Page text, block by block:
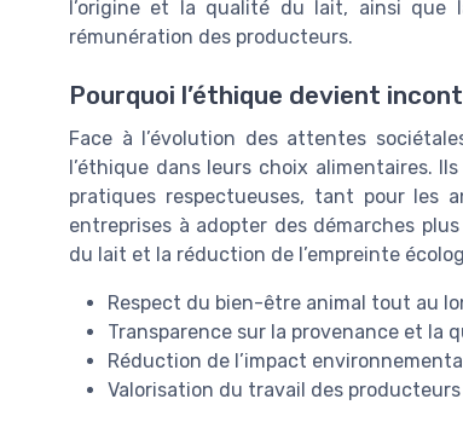
l’origine et la qualité du lait, ainsi que
rémunération des producteurs.
Pourquoi l’éthique devient
Face à l’évolution des attentes
l’éthique dans leurs choix alimentaires.
pratiques respectueuses, tant pour les
entreprises à adopter des démarches
du lait et la réduction de l’empreinte
Respect du bien-être animal tout au
Transparence sur la provenance et la
Réduction de l’impact
Valorisation du travail des producteurs